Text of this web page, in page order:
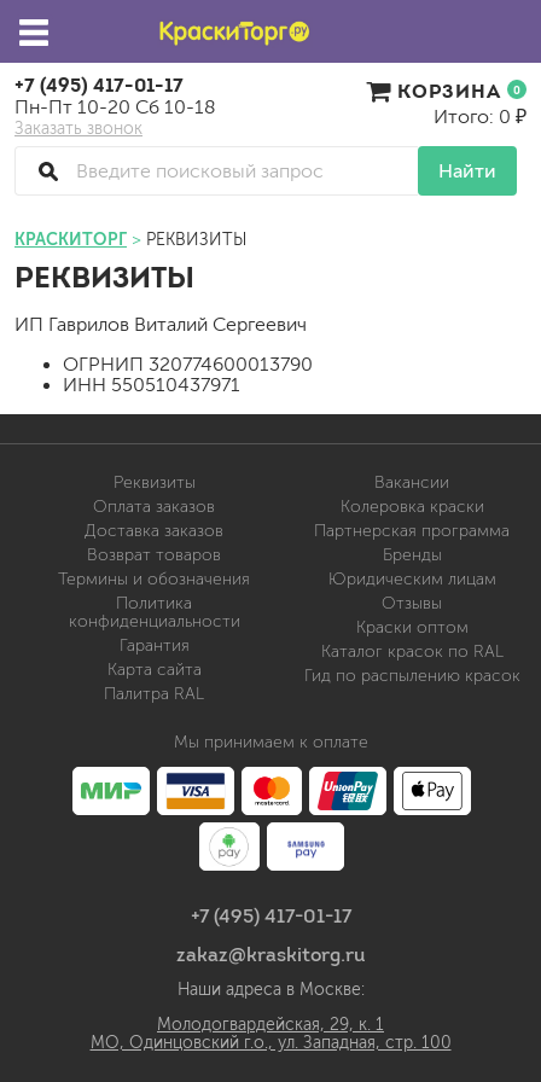
+7 (495) 417-01-17
Пн-Пт 10-20 Сб 10-18
Заказать звонок
Найти
КОРЗИНА 0
Итого: 0 ₽
КРАСКИТОРГ РЕКВИЗИТЫ
РЕКВИЗИТЫ
ИП Гаврилов Виталий Сергеевич
ОГРНИП 320774600013790
ИНН 550510437971
Реквизиты
Оплата заказов
Доставка заказов
Возврат товаров
Термины и обозначения
Политика
конфиденциальности
Гарантия
Карта сайта
Палитра RAL
Вакансии
Колеровка краски
Партнерская программа
Бренды
Юридическим лицам
Отзывы
Краски оптом
Каталог красок по RAL
Гид по распылению красок
Мы принимаем к оплате
+7 (495) 417-01-17
zakaz@kraskitorg.ru
Наши адреса в Москве:
Молодогвардейская, 29, к. 1
МО, Одинцовский г.о., ул. Западная, стр. 100